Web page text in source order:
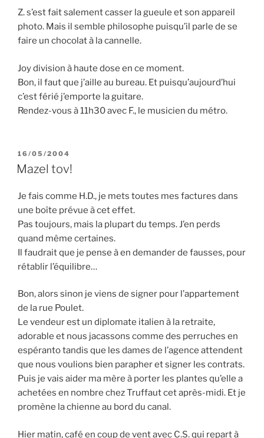
Z. s’est fait salement casser la gueule et son appareil
photo. Mais il semble philosophe puisqu’il parle de se
faire un chocolat à la cannelle.
Joy division à haute dose en ce moment.
Bon, il faut que j’aille au bureau. Et puisqu’aujourd’hui
c’est férié j’emporte la guitare.
Rendez-vous à 11h30 avec F., le musicien du métro.
PUBLIÉ
LE
16/05/2004
Mazel tov!
Je fais comme H.D., je mets toutes mes factures dans
une boîte prévue à cet effet.
Pas toujours, mais la plupart du temps. J’en perds
quand même certaines.
Il faudrait que je pense à en demander de fausses, pour
rétablir l’équilibre…
Bon, alors sinon je viens de signer pour l’appartement
de la rue Poulet.
Le vendeur est un diplomate italien à la retraite,
adorable et nous jacassons comme des perruches en
espéranto tandis que les dames de l’agence attendent
que nous voulions bien parapher et signer les contrats.
Puis je vais aider ma mère à porter les plantes qu’elle a
achetées en nombre chez Truffaut cet après-midi. Et je
promène la chienne au bord du canal.
Hier matin, café en coup de vent avec C.S. qui repart à